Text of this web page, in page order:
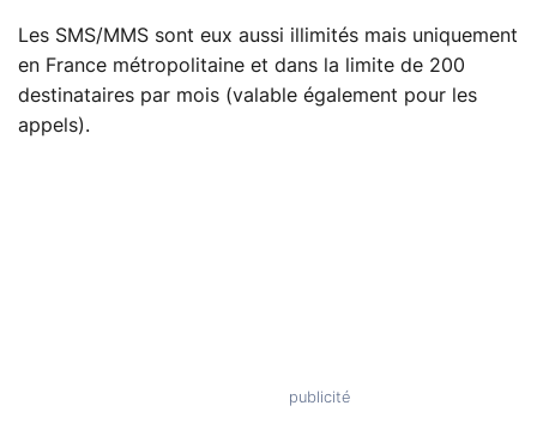
Les SMS/MMS sont eux aussi illimités mais uniquement
en France métropolitaine et dans la limite de 200
destinataires par mois (valable également pour les
appels).